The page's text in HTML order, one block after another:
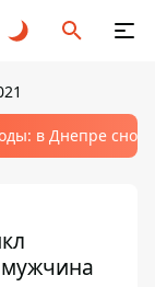
в Днепре
мужчина